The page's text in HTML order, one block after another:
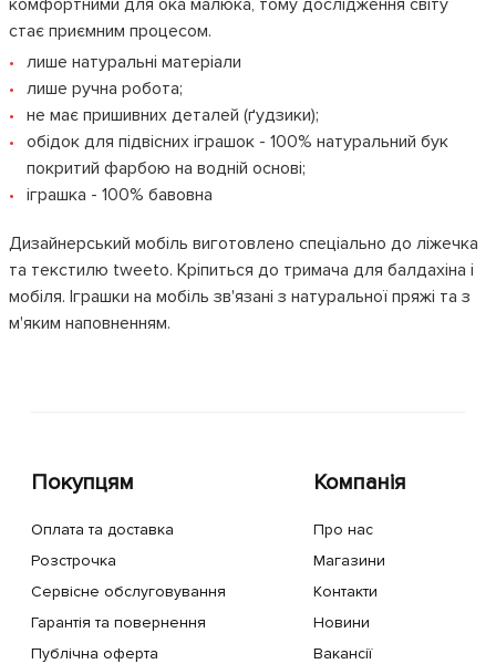
комфортними для ока малюка, тому дослідження світу
стає приємним процесом.
лише натуральні матеріали
лише ручна робота;
не має пришивних деталей (ґудзики);
обідок для підвісних іграшок - 100% натуральний бук
покритий фарбою на водній основі;
іграшка - 100% бавовна
Дизайнерський мобіль виготовлено спеціально до ліжечка
та текстилю tweeto. Кріпиться до тримача для балдахіна і
мобіля. Іграшки на мобіль зв'язані з натуральної пряжі та з
м'яким наповненням.
Покупцям
Оплата та доставка
Розстрочка
Сервісне обслуговування
Гарантія та повернення
Публічна оферта
Компанія
Про нас
Магазини
Контакти
Новини
Вакансії